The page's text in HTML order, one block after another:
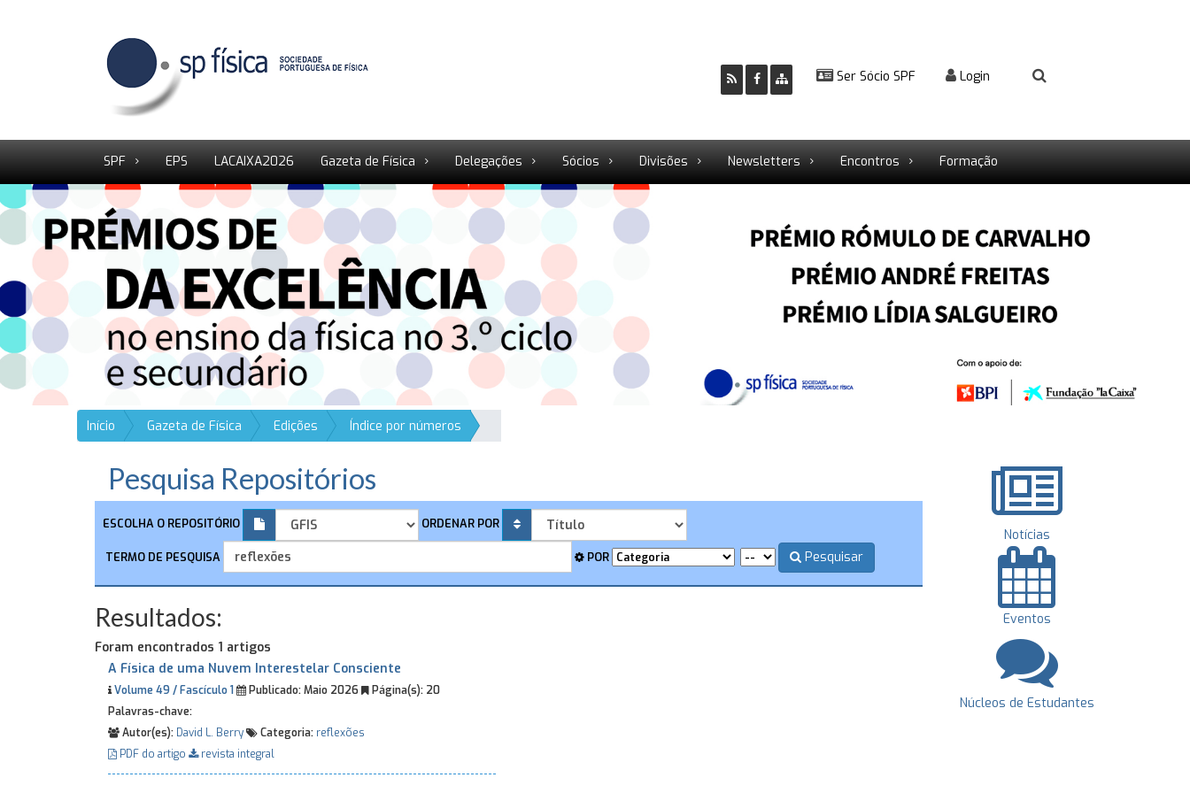
Ser Sócio SPF Login
SPF EPS LACAIXA2026 Gazeta de Física Delegações Sócios Divisões Newsletters Encontros Formação
Início Gazeta de Física Edições Índice por números
Pesquisa Repositórios
ESCOLHA O REPOSITÓRIO ORDENAR POR
TERMO DE PESQUISA POR Pesquisar
Resultados:
Foram encontrados 1 artigos
A Física de uma Nuvem Interestelar Consciente
Volume 49 / Fascículo 1 Publicado:Maio 2026 Página(s): 20
Palavras-chave:
Autor(es): David L. Berry Categoria: reflexões
PDF do artigo
revista integral
Notícias
Eventos
Núcleos de Estudantes